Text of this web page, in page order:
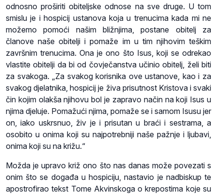
odnosno proširiti obiteljske odnose na sve druge. U tom
smislu je i hospicij ustanova koja u trenucima kada mi ne
možemo pomoći našim bližnjima, postane obitelj za
članove naše obitelji i pomaže im u tim njihovim teškim
završnim trenucima. Ona je ono što Isus, koji se odrekao
vlastite obitelji da bi od čovječanstva učinio obitelj, želi biti
za svakoga. „Za svakog korisnika ove ustanove, kao i za
svakog djelatnika, hospicij je živa prisutnost Kristova i svaki
čin kojim olakša njihovu bol je zapravo način na koji Isus u
njima djeluje. Pomažući njima, pomaže se i samom Isusu jer
on, iako uskrsnuo, živ je i prisutan u braći i sestrama, a
osobito u onima koji su najpotrebniji naše pažnje i ljubavi,
onima koji su na križu.“
Možda je upravo križ ono što nas danas može povezati s
onim što se događa u hospiciju, nastavio je nadbiskup te
apostrofirao tekst Tome Akvinskoga o krepostima koje su